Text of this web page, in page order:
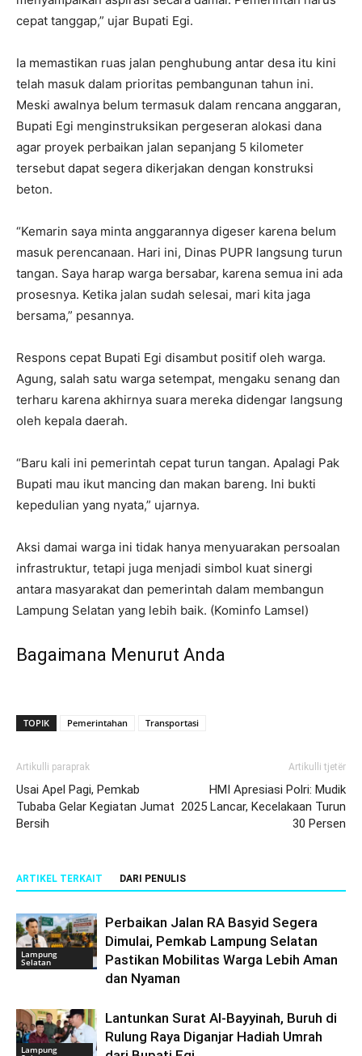
cepat tanggap,” ujar Bupati Egi.
Ia memastikan ruas jalan penghubung antar desa itu kini
telah masuk dalam prioritas pembangunan tahun ini.
Meski awalnya belum termasuk dalam rencana anggaran,
Bupati Egi menginstruksikan pergeseran alokasi dana
agar proyek perbaikan jalan sepanjang 5 kilometer
tersebut dapat segera dikerjakan dengan konstruksi
beton.
“Kemarin saya minta anggarannya digeser karena belum
masuk perencanaan. Hari ini, Dinas PUPR langsung turun
tangan. Saya harap warga bersabar, karena semua ini ada
prosesnya. Ketika jalan sudah selesai, mari kita jaga
bersama,” pesannya.
Respons cepat Bupati Egi disambut positif oleh warga.
Agung, salah satu warga setempat, mengaku senang dan
terharu karena akhirnya suara mereka didengar langsung
oleh kepala daerah.
“Baru kali ini pemerintah cepat turun tangan. Apalagi Pak
Bupati mau ikut mancing dan makan bareng. Ini bukti
kepedulian yang nyata,” ujarnya.
Aksi damai warga ini tidak hanya menyuarakan persoalan
infrastruktur, tetapi juga menjadi simbol kuat sinergi
antara masyarakat dan pemerintah dalam membangun
Lampung Selatan yang lebih baik. (Kominfo Lamsel)
Bagaimana Menurut Anda
TOPIK Pemerintahan Transportasi
Artikulli paraprak
Usai Apel Pagi, Pemkab
Tubaba Gelar Kegiatan Jumat
Bersih
Artikulli tjetër
HMI Apresiasi Polri: Mudik
2025 Lancar, Kecelakaan Turun
30 Persen
ARTIKEL TERKAIT DARI PENULIS
Lampung
Selatan
Perbaikan Jalan RA Basyid Segera
Dimulai, Pemkab Lampung Selatan
Pastikan Mobilitas Warga Lebih Aman
dan Nyaman
Lampung
Lantunkan Surat Al-Bayyinah, Buruh di
Rulung Raya Diganjar Hadiah Umrah